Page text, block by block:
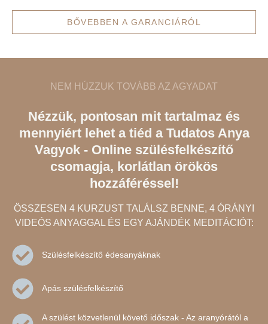
BŐVEBBEN A GARANCIÁRÓL
NEM HÚZZUK TOVÁBB AZ AGYADAT
Nézzük, pontosan mit tartalmaz és
mennyiért lehet a tiéd a Tudatos Anya
Vagyok - Online szülésfelkészítő
csomagja, korlátlan örökös
hozzáféréssel!
ÖSSZESEN 4 KURZUST TALÁLSZ BENNE, 4 ÓRÁNYI
VIDEÓS ANYAGGAL ÉS EGY AJÁNDÉK MEDITÁCIÓT:
Szülésfelkészítő édesanyáknak
Apás szülésfelkészítő
A szülést közvetlenül követő időszak - Az aranyórától a